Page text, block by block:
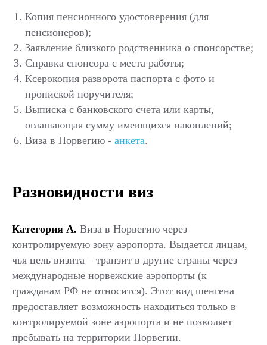
Копия пенсионного удостоверения (для
пенсионеров);
Заявление близкого родственника о спонсорстве;
Справка спонсора с места работы;
Ксерокопия разворота паспорта с фото и
пропиской поручителя;
Выписка с банковского счета или карты,
оглашающая сумму имеющихся накоплений;
Виза в Норвегию - анкета.
Разновидности виз
Категория А. Виза в Норвегию через
контролируемую зону аэропорта. Выдается лицам,
чья цель визита – транзит в другие страны через
международные норвежские аэропорты (к
гражданам РФ не относится). Этот вид шенгена
предоставляет возможность находиться только в
контролируемой зоне аэропорта и не позволяет
пребывать на территории Норвегии.